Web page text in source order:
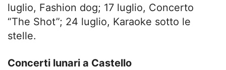
luglio, Fashion dog; 17 luglio, Concerto
“The Shot”; 24 luglio, Karaoke sotto le
stelle.
Concerti lunari a Castello